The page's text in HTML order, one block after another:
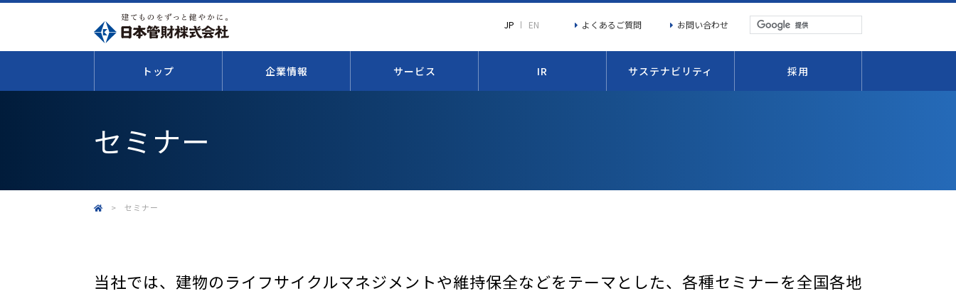
JP EN よくあるご質問 お問い合わせ
トップ 企業情報 サービス IR サステナビリティ 採用
セミナー
> セミナー
当社では、建物のライフサイクルマネジメントや維持保全などをテーマとした、各種セミナーを全国各地